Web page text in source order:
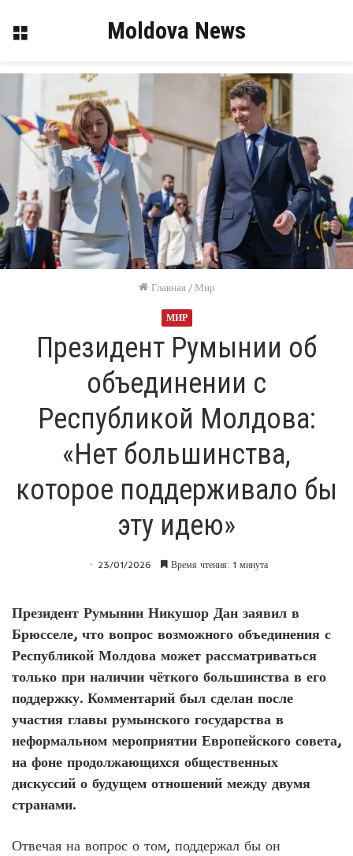
Меню Moldova News
Главная / Мир
МИР
Президент Румынии об
объединении с
Республикой Молдова:
«Нет большинства,
которое поддерживало бы
эту идею»
23/01/2026 Время чтения: 1 минута
Президент Румынии Никушор Дан заявил в
Брюсселе, что вопрос возможного объединения с
Республикой Молдова может рассматриваться
только при наличии чёткого большинства в его
поддержку. Комментарий был сделан после
участия главы румынского государства в
неформальном мероприятии Европейского совета,
на фоне продолжающихся общественных
дискуссий о будущем отношений между двумя
странами.
Отвечая на вопрос о том, поддержал бы он